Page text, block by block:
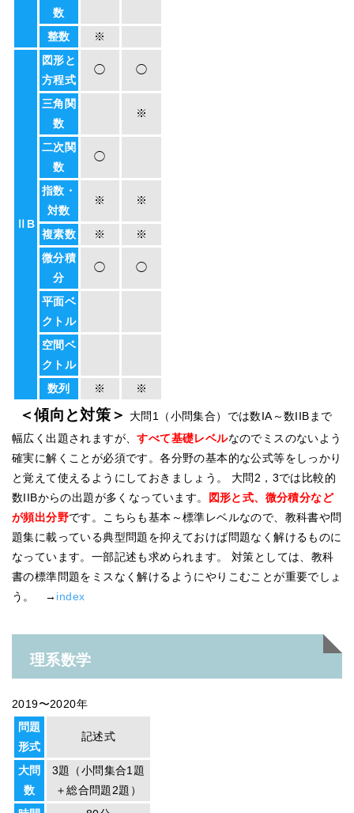
数
整数
※
ⅡB
図形と
方程式
◯ ◯
三角関
数
※
二次関
数
◯
指数・
対数
※ ※
複素数 ※
※
微分積
分
◯ ◯
平面ベ
クトル
空間ベ
クトル
数列
※ ※
＜傾向と対策＞
大問1（小問集合）では数IA～数IIBまで
幅広く出題されますが、すべて基礎レベルなのでミスのないよう
確実に解くことが必須です。各分野の基本的な公式等をしっかり
と覚えて使えるようにしておきましょう。 大問2，3では比較的
数IIBからの出題が多くなっています。
図形と式、微分積分など
が頻出分野です。こちらも基本～標準レベルなので、教科書や問
題集に載っている典型問題を抑えておけば問題なく解けるものに
なっています。一部記述も求められます。 対策としては、教科
書の標準問題をミスなく解けるようにやりこむことが重要でしょ
う。 → index
理系数学
2019〜2020年
問題
形式
記述式
大問
数
3題（小問集合1題
＋総合問題2題）